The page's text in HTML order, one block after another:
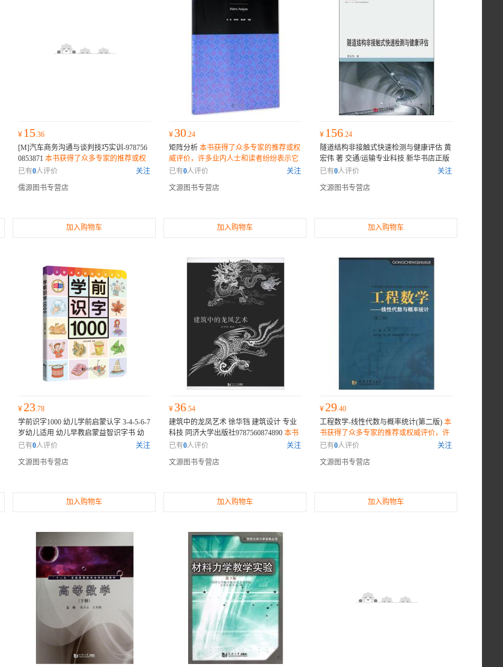
¥ 15.36
[M]汽车商务沟通与谈判技巧实训-978756
0853871 本书获得了众多专家的推荐或权
威评价，许多业内人士和读者纷纷表示它
已有0人评价
关注
儒源图书专营店
加入购物车
¥ 30.24
矩阵分析 本书获得了众多专家的推荐或权
威评价，许多业内人士和读者纷纷表示它
是一部不可错过的佳作。
已有0人评价
关注
文源图书专营店
加入购物车
¥ 156.24
隧道结构非接触式快速检测与健康评估 黄
宏伟 著 交通/运输专业科技 新华书店正版
图书籍 同济大学出版社_122_260
本书获
内人士和读者纷纷表示它是一部不可错过
已有0人评价
关注
文源图书专营店
加入购物车
¥ 23.78
学前识字1000 幼儿学前启蒙认字 3-4-5-6-7
岁幼儿适用 幼儿早教启蒙益智识字书 幼
小衔接学前教辅 同济大
本书获得了众多
读者纷纷表示它是一部不可错过的佳作。
已有0人评价
关注
文源图书专营店
加入购物车
¥ 36.54
建筑中的龙凤艺术 徐华铛 建筑设计 专业
科技 同济大学出版社9787560874890 本书
获得了众多专家的推荐或权威评价，许多
过的佳作。
已有0人评价
关注
文源图书专营店
加入购物车
¥ 29.40
工程数学-线性代数与概率统计(第二版) 本
书获得了众多专家的推荐或权威评价，许
多业内人士和读者纷纷表示它是一部不可
已有0人评价
关注
文源图书专营店
加入购物车